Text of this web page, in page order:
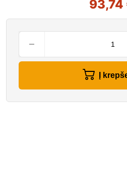
93,74
Į